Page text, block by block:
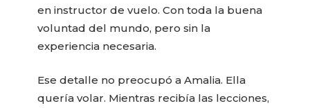
en instructor de vuelo. Con toda la buena
voluntad del mundo, pero sin la
experiencia necesaria.
Ese detalle no preocupó a Amalia. Ella
quería volar. Mientras recibía las lecciones,